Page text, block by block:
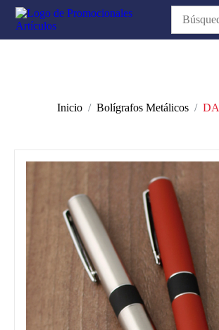
Inicio Bolígrafos Metálicos